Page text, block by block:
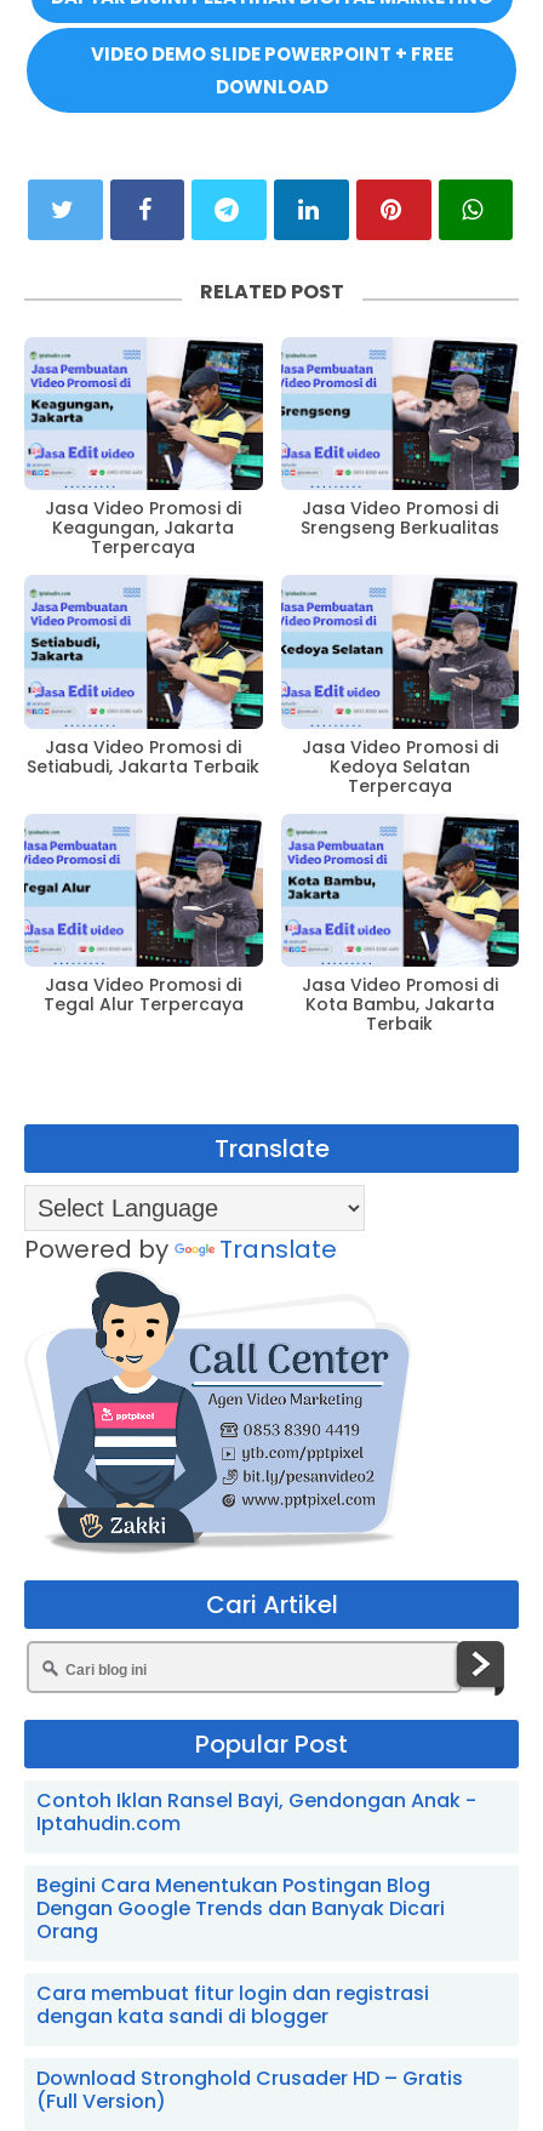
VIDEO DEMO SLIDE POWERPOINT + FREE
DOWNLOAD
RELATED POST
Jasa Video Promosi di
Keagungan, Jakarta
Terpercaya
Jasa Video Promosi di
Srengseng Berkualitas
Jasa Video Promosi di
Setiabudi, Jakarta Terbaik
Jasa Video Promosi di
Kedoya Selatan
Terpercaya
Jasa Video Promosi di
Tegal Alur Terpercaya
Jasa Video Promosi di
Kota Bambu, Jakarta
Terbaik
Translate
Powered by Translate
Cari Artikel
Popular Post
Contoh Iklan Ransel Bayi, Gendongan Anak -
Iptahudin.com
Begini Cara Menentukan Postingan Blog
Dengan Google Trends dan Banyak Dicari
Orang
Cara membuat fitur login dan registrasi
dengan kata sandi di blogger
Download Stronghold Crusader HD – Gratis
(Full Version)